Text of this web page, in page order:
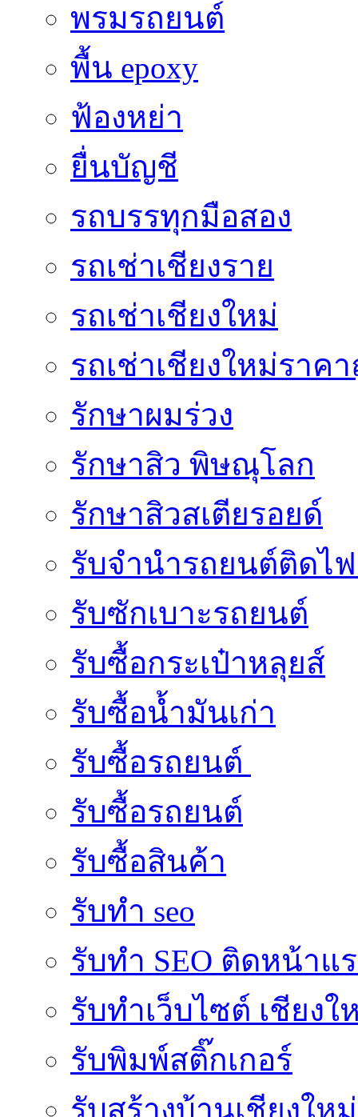
พรมรถยนต์
พื้น epoxy
ฟ้องหย่า
ยื่นบัญชี
รถบรรทุกมือสอง
รถเช่าเชียงราย
รถเช่าเชียงใหม่
รถเช่าเชียงใหม่ราค
รักษาผมร่วง
รักษาสิว พิษณุโลก
รักษาสิวสเตียรอยด์
รับจํานํารถยนต์ติดไ
รับซักเบาะรถยนต์
รับซื้อกระเป๋าหลุยส์
รับซื้อน้ำมันเก่า
รับซื้อรถยนต์
รับซื้อรถยนต์
รับซื้อสินค้า
รับทำ seo
รับทำ SEO ติดหน้าแ
รับทำเว็บไซต์ เชียงใ
รับพิมพ์สติ๊กเกอร์
รับสร้างบ้านเชียงใหม่